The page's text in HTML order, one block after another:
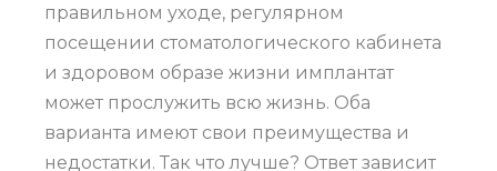
правильном уходе, регулярном
посещении стоматологического кабинета
и здоровом образе жизни имплантат
может прослужить всю жизнь. Оба
варианта имеют свои преимущества и
недостатки. Так что лучше? Ответ зависит